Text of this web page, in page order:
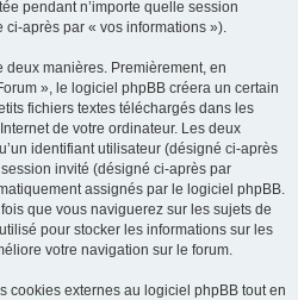
pendant n’importe quelle session
ci-après par « vos informations »).
manières. Premièrement, en
», le logiciel phpBB créera un certain
fichiers textes téléchargés dans les
de votre ordinateur. Les deux
identifiant utilisateur (désigné ci-après
invité (désigné ci-après par
assignés par le logiciel phpBB.
que vous naviguerez sur les sujets de
pour stocker les informations sur les
votre navigation sur le forum.
cookies externes au logiciel phpBB tout en